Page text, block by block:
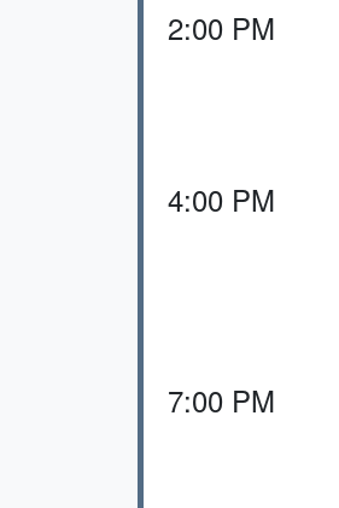
2:00 PM
4:00 PM
7:00 PM